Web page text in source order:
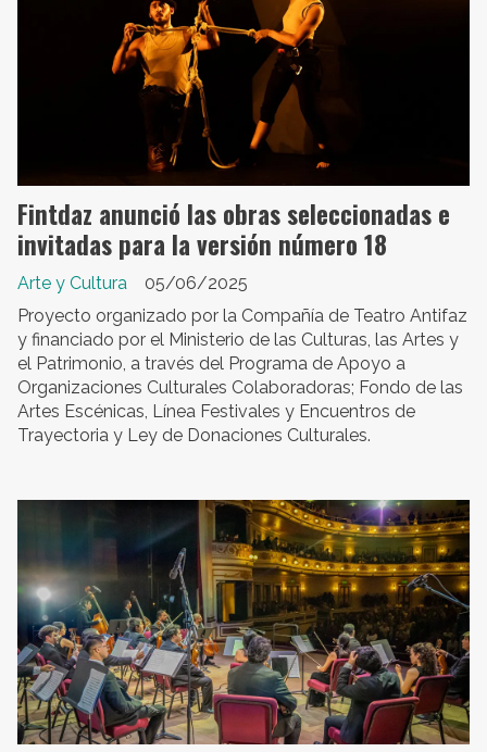
Fintdaz anunció las obras seleccionadas e
invitadas para la versión número 18
Arte y Cultura
05/06/2025
Proyecto organizado por la Compañía de Teatro Antifaz
y financiado por el Ministerio de las Culturas, las Artes y
el Patrimonio, a través del Programa de Apoyo a
Organizaciones Culturales Colaboradoras; Fondo de las
Artes Escénicas, Línea Festivales y Encuentros de
Trayectoria y Ley de Donaciones Culturales.